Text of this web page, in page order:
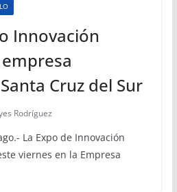
Innovación
Cruz del Sur
Rodríguez
La Expo de Innovación
viernes en la Empresa